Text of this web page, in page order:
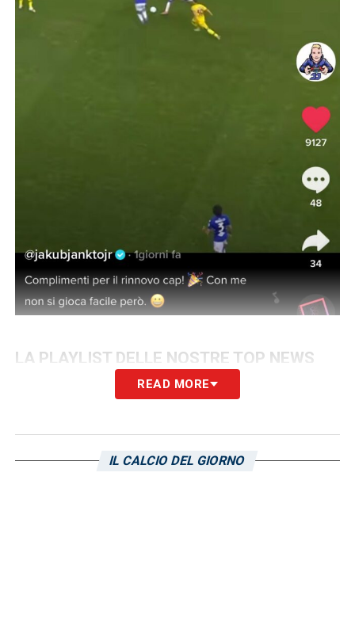
LA PLAYLIST DELLE NOSTRE TOP NEWS
READ MORE
IL CALCIO DEL GIORNO